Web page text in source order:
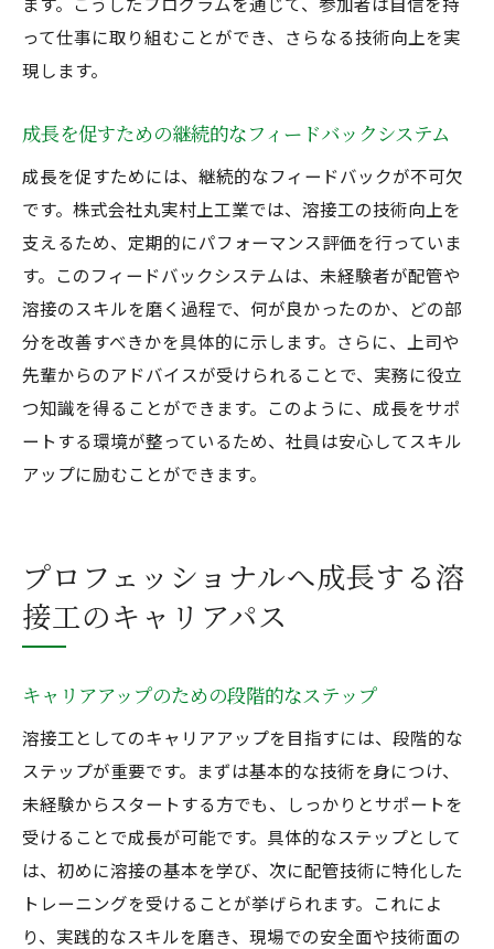
って仕事に取り組むことができ、さらなる技術向上を実
現します。
成長を促すための継続的なフィードバックシステム
成長を促すためには、継続的なフィードバックが不可欠
です。株式会社丸実村上工業では、溶接工の技術向上を
支えるため、定期的にパフォーマンス評価を行っていま
す。このフィードバックシステムは、未経験者が配管や
溶接のスキルを磨く過程で、何が良かったのか、どの部
分を改善すべきかを具体的に示します。さらに、上司や
先輩からのアドバイスが受けられることで、実務に役立
つ知識を得ることができます。このように、成長をサポ
ートする環境が整っているため、社員は安心してスキル
アップに励むことができます。
プロフェッショナルへ成長する溶
接工のキャリアパス
キャリアアップのための段階的なステップ
溶接工としてのキャリアアップを目指すには、段階的な
ステップが重要です。まずは基本的な技術を身につけ、
未経験からスタートする方でも、しっかりとサポートを
受けることで成長が可能です。具体的なステップとして
は、初めに溶接の基本を学び、次に配管技術に特化した
トレーニングを受けることが挙げられます。これによ
り、実践的なスキルを磨き、現場での安全面や技術面の